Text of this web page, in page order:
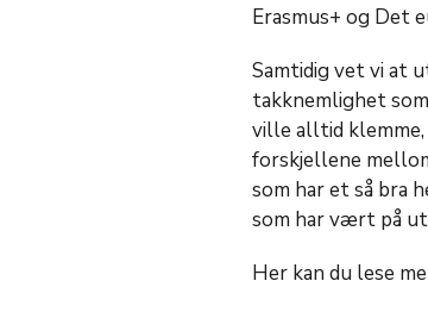
Erasmus+ og Det
Samtidig vet vi at
takknemlighet
ville alltid klemme,
forskjellene
som har et så bra
som har vært på
Her kan du lese